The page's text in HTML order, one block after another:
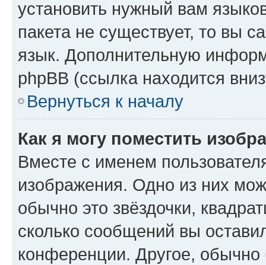
установить нужный вам
пакета не существует, то вы
язык. Дополнительную
phpBB (ссылка находится
Вернуться к началу
Как я могу поместить
Вместе с именем
изображения. Одно из них
обычно это звёздочки,
сколько сообщений вы
конференции. Другое,